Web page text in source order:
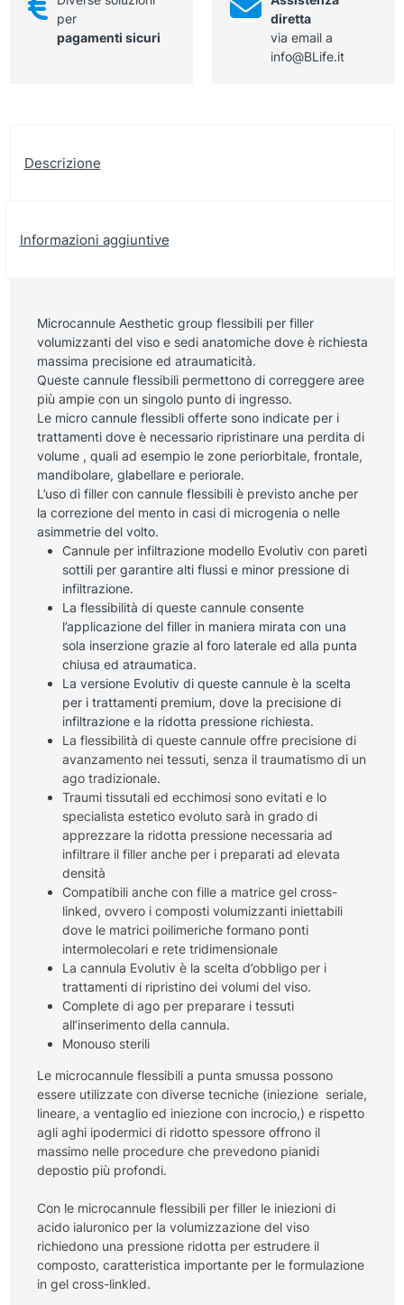
per
pagamenti sicuri
diretta
via email a
info@BLife.it
Descrizione
Informazioni aggiuntive
Microcannule Aesthetic group flessibili per filler
volumizzanti del viso e sedi anatomiche dove è richiesta
massima precisione ed atraumaticità.
Queste cannule flessibili permettono di correggere aree
più ampie con un singolo punto di ingresso.
Le micro cannule flessibli offerte sono indicate per i
trattamenti dove è necessario ripristinare una perdita di
volume , quali ad esempio le zone periorbitale, frontale,
mandibolare, glabellare e periorale.
L’uso di filler con cannule flessibili è previsto anche per
la correzione del mento in casi di microgenia o nelle
asimmetrie del volto.
Cannule per infiltrazione modello Evolutiv con pareti
sottili per garantire alti flussi e minor pressione di
infiltrazione.
La flessibilità di queste cannule consente
l’applicazione del filler in maniera mirata con una
sola inserzione grazie al foro laterale ed alla punta
chiusa ed atraumatica.
La versione Evolutiv di queste cannule è la scelta
per i trattamenti premium, dove la precisione di
infiltrazione e la ridotta pressione richiesta.
La flessibilità di queste cannule offre precisione di
avanzamento nei tessuti, senza il traumatismo di un
ago tradizionale.
Traumi tissutali ed ecchimosi sono evitati e lo
specialista estetico evoluto sarà in grado di
apprezzare la ridotta pressione necessaria ad
infiltrare il filler anche per i preparati ad elevata
densità
Compatibili anche con fille a matrice gel cross-
linked, ovvero i composti volumizzanti iniettabili
dove le matrici poilimeriche formano ponti
intermolecolari e rete tridimensionale
La cannula Evolutiv è la scelta d’obbligo per i
trattamenti di ripristino dei volumi del viso.
Complete di ago per preparare i tessuti
all’inserimento della cannula.
Monouso sterili
Le microcannule flessibili a punta smussa possono
essere utilizzate con diverse tecniche (iniezione seriale,
lineare, a ventaglio ed iniezione con incrocio,) e rispetto
agli aghi ipodermici di ridotto spessore offrono il
massimo nelle procedure che prevedono pianidi
depostio più profondi.
Con le microcannule flessibili per filler le iniezioni di
acido ialuronico per la volumizzazione del viso
richiedono una pressione ridotta per estrudere il
composto, caratteristica importante per le formulazione
in gel cross-linkled.